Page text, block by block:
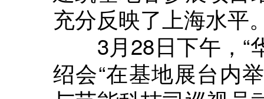
充分反映了上海水平
3月28日下午，“
绍会“在基地展台内